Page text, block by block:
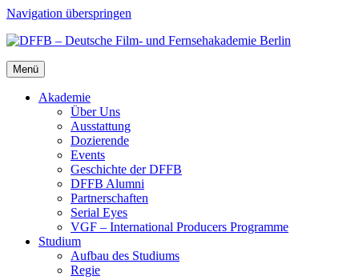
Navigation überspringen
Menü
Aka­de­mie
Über Uns
Aus­stat­tung
Dozie­ren­de
Events
Geschich­te der DFFB
DFFB Alum­ni
Part­ner­schaf­ten
Seri­al Eyes
VGF – Inter­na­tio­nal Pro­du­cers Pro­gram­me
Stu­di­um
Auf­bau des Stu­di­ums
Regie